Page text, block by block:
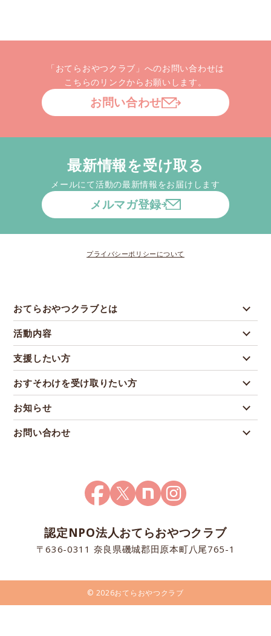
「おてらおやつクラブ」へのお問い合わせは
こちらのリンクからお願いします。
お問い合わせ
最新情報を受け取る
メールにて活動の最新情報をお届けします
メルマガ登録
プライバシーポリシーについて
おてらおやつクラブとは
活動内容
支援したい方
おすそわけを受け取りたい方
お知らせ
お問い合わせ
認定NPO法人おてらおやつクラブ
〒636-0311 奈良県磯城郡田原本町八尾765-1
© 2026おてらおやつクラブ